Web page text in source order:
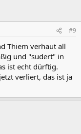
#9
Thiem verhaut all
und "sudert" in
ist echt dürftig.
verliert, das ist ja